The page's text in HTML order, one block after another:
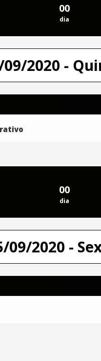
00
dia
09/2020 -
00
dia
09/2020 -